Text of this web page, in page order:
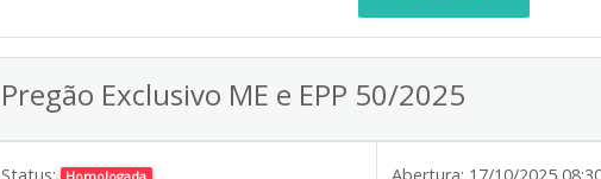
Pregão Exclusivo ME e EPP 50/2025